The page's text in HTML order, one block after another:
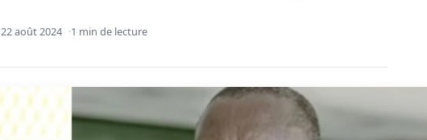
22 août 2024 1 min de lecture